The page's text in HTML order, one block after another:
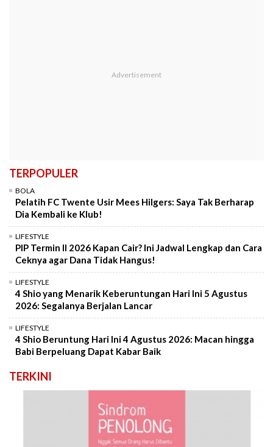
TERPOPULER
BOLA
Pelatih FC Twente Usir Mees Hilgers: Saya Tak Berharap
Dia Kembali ke Klub!
LIFESTYLE
PIP Termin II 2026 Kapan Cair? Ini Jadwal Lengkap dan Cara
Ceknya agar Dana Tidak Hangus!
LIFESTYLE
4 Shio yang Menarik Keberuntungan Hari Ini 5 Agustus
2026: Segalanya Berjalan Lancar
LIFESTYLE
4 Shio Beruntung Hari Ini 4 Agustus 2026: Macan hingga
Babi Berpeluang Dapat Kabar Baik
TERKINI